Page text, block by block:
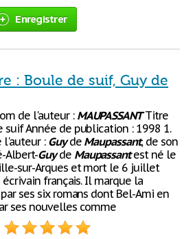
Enregistrer
: Boule de suif, Guy de
de l'auteur :MAUPASSANTTitre
suif Année de publication : 1998 1.
l'auteur : Guyde Maupassant, de son
Albert-Guyde Maupassantest né le
sur-Arques et mort le 6 juillet
écrivain français. Il marque la
ses six romans dont Bel-Ami en
ses nouvelles comme